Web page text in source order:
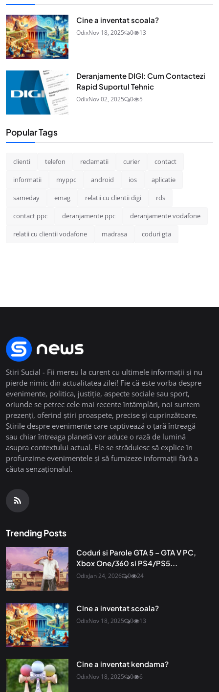
Cine a inventat scoala?
OdixNov 18, 2025 0 13
Deranjamente DIGI: Cum Contactezi
Rapid Suportul Tehnic
OdixNov 02, 2025 0 5
Popular Tags
clienti telefon reclamatii curier contact
informatii myppc android ios aplicatie
sameday emag relatii cu clientii digi rds
contact ppc deranjamente ppc deranjamente vodafone
relatii cu clientii vodafone madrasa coduri gta
Stiri Sucial - Fii mereu la curent cu ultimele informații și nu
pierde nimic din actualitatea zilei! Fie că este vorba despre
evenimente, politica, justiție, aspecte sociale sau sport,
oriunde se petrec cele mai recente întâmplări, noi suntem
prezenți, oferind știri proaspete, precise și cuprinzătoare.
Știrile despre evenimente care captivează o țară întreagă
sau chiar întreaga planetă vor aduce o rază de lumină
asupra contextului actual. Ele se străduiesc să explice în
profunzime evenimentele și să furnizeze informații fără a
căuta senzaționalul.
Trending Posts
Coduri si Parole GTA 5 – GTA V PC,
Xbox One/360 si PS4/PS5...
OdixJan 24, 2026 0 24
Cine a inventat scoala?
OdixNov 18, 2025 0 13
Cine a inventat kendama?
OdixNov 18, 2025 0 6